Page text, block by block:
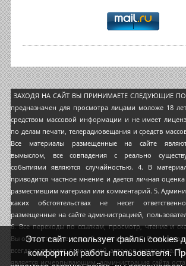
ЗАХОДЯ НА САЙТ ВЫ ПРИНИМАЕТЕ СЛЕДУЮЩИЕ
предназначен для просмотра лицами моложе 18
средством массовой информации и не имеет
по делам печати, телерадиовещания и средств
Все материалы размещенные на сайте
вымыслом, все совпадения с реально
событиями являются случайностью. 4. В
приводится частное мнение и дается личная
разместившим материал или комментарий. 5.
каких обстоятельствах не несет
размещенные на сайте администрацией,
6. Все переходы по ссылкам, просмотр, чтение и
Вы осуществляете на свой страх и риск. 7. Позиция
всегда совпадает с позицией авторов материала.
является исчерпывающим, администрация сайта
Этот сайт использует файлы cookies
комфортной работы пользователя.